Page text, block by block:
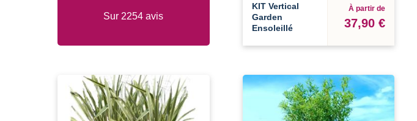
Sur 2254 avis
KIT Vertical
Garden
Ensoleillé
À partir de
37,90 €